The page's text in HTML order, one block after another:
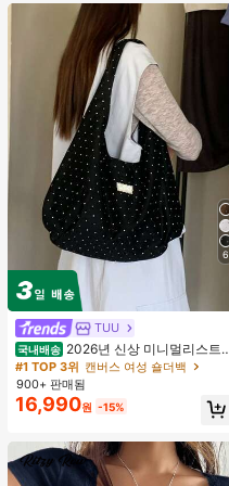
6
TUU
국내배송 2026년 신상 미니멀리스트
도트 캔버스 토트백, 대용량 캐주얼 다
용도 통근 숄더 핸드백
#1 TOP 3위 캔버스 여성 숄더백
900+ 판매됨
16,990원 -15%